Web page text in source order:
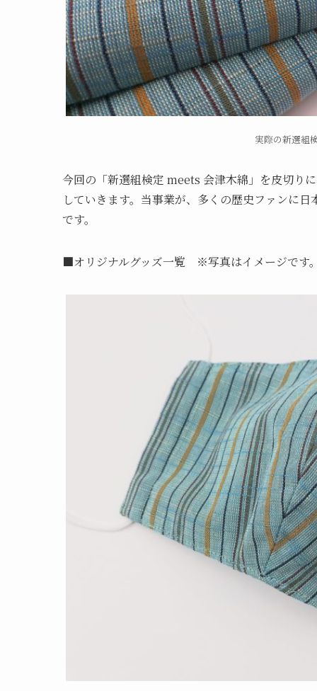
実際の新選組
今回の「新選組検定 meets 会津木綿」を皮切り
していきます。当事業が、多くの歴史ファンに
です。
■オリジナルグッズ一覧 ※写真はイメージです